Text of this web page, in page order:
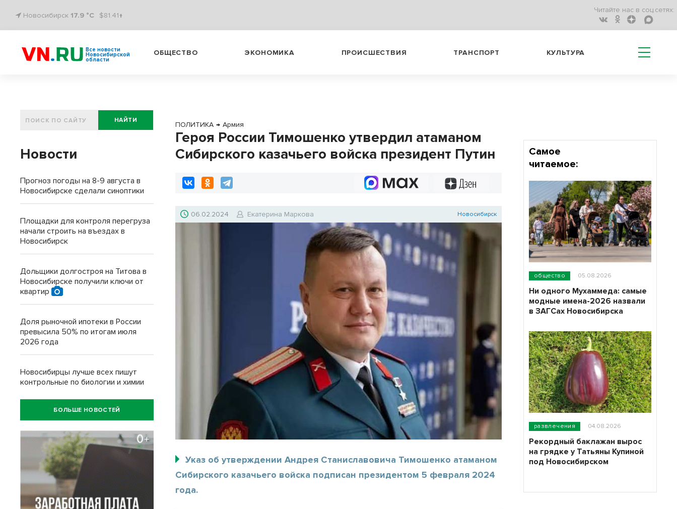
Новосибирск 17.9 °C $81.41↑
Читайте нас в соц.сетях:
Все новости
Новосибирской
области
ОБЩЕСТВО ЭКОНОМИКА ПРОИСШЕСТВИЯ ТРАНСПОРТ КУЛЬТУРА
ПОЛИТИКА → Армия
Героя России Тимошенко утвердил атаманом
Сибирского казачьего войска президент Путин
06.02.2024 Екатерина Маркова Новосибирск
Указ об утверждении Андрея Станиславовича Тимошенко атаманом
Сибирского казачьего войска подписан президентом 5 февраля 2024
года.
НАЙТИ
Новости
Прогноз погоды на 8-9 августа в
Новосибирске сделали синоптики
Площадки для контроля перегруза
начали строить на въездах в
Новосибирск
Дольщики долгостроя на Титова в
Новосибирске получили ключи от
квартир
Доля рыночной ипотеки в России
превысила 50% по итогам июля
2026 года
Новосибирцы лучше всех пишут
контрольные по биологии и химии
БОЛЬШЕ НОВОСТЕЙ
Самое
читаемое:
общество 05.08.2026
Ни одного Мухаммеда: самые
модные имена-2026 назвали
в ЗАГСах Новосибирска
развлечения 04.08.2026
Рекордный баклажан вырос
на грядке у Татьяны Купиной
под Новосибирском